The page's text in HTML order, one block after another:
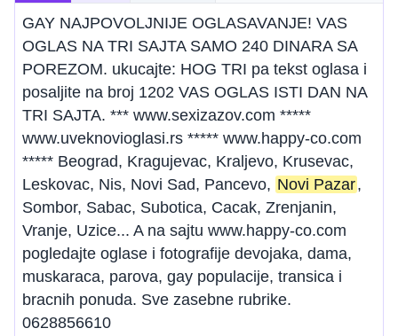
GAY NAJPOVOLJNIJE OGLASAVANJE! VAS
OGLAS NA TRI SAJTA SAMO 240 DINARA SA
POREZOM. ukucajte: HOG TRI pa tekst oglasa i
posaljite na broj 1202 VAS OGLAS ISTI DAN NA
TRI SAJTA. *** www.sexizazov.com *****
www.uveknovioglasi.rs ***** www.happy-co.com
***** Beograd, Kragujevac, Kraljevo, Krusevac,
Leskovac, Nis, Novi Sad, Pancevo, Novi Pazar,
Sombor, Sabac, Subotica, Cacak, Zrenjanin,
Vranje, Uzice... A na sajtu www.happy-co.com
pogledajte oglase i fotografije devojaka, dama,
muskaraca, parova, gay populacije, transica i
bracnih ponuda. Sve zasebne rubrike.
0628856610